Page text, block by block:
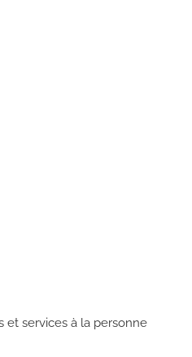
et services à la personne